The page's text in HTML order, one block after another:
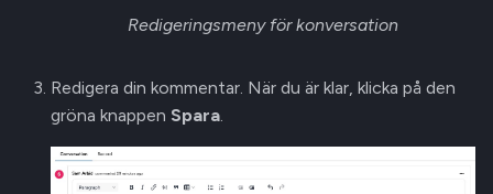
Redigeringsmeny för konversation
Redigera din kommentar. När du är klar, klicka på den
gröna knappen Spara